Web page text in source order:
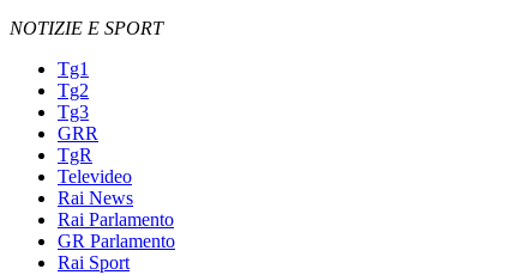
NOTIZIE E SPORT
Tg1
Tg2
Tg3
GRR
TgR
Televideo
Rai News
Rai Parlamento
GR Parlamento
Rai Sport